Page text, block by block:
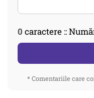
0 caractere ::
* Comentariile care